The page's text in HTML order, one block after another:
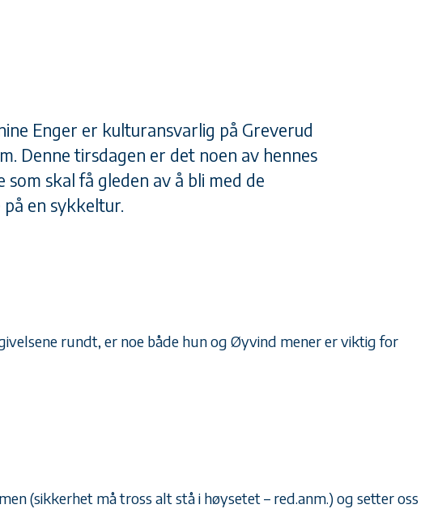
Enger er kulturansvarlig på Greverud
Denne tirsdagen er det noen av hennes
som skal få gleden av å bli med de
en sykkeltur.
rundt, er noe både hun og Øyvind mener er viktig for
(sikkerhet må tross alt stå i høysetet – red.anm.) og setter oss